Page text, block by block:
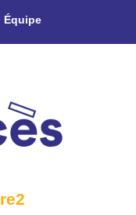
Équipe